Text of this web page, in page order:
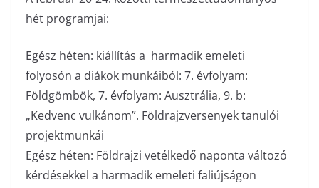
hét programjai:
Egész héten: kiállítás a harmadik emeleti
folyosón a diákok munkáiból: 7. évfolyam:
Földgömbök, 7. évfolyam: Ausztrália, 9. b:
„Kedvenc vulkánom”. Földrajzversenyek tanulói
projektmunkái
Egész héten: Földrajzi vetélkedő naponta változó
kérdésekkel a harmadik emeleti faliújságon